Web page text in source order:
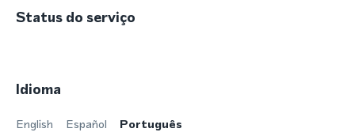
Status do serviço
Idioma
English Español Português